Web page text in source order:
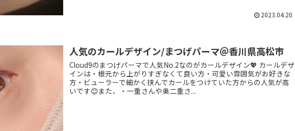
2023.04.20
人気のカールデザイン/まつげパーマ＠香川県高松市
Cloud9のまつげパーマで人気No.2なのがカールデザイン💖 カールデザ
インは・根元から上がりすぎなくて良い方・可愛い雰囲気がお好きな
方・ビューラーで細かく挟んでカールをつけていた方からの人気が高
いです😊また、・一重さんや奥二重さ...